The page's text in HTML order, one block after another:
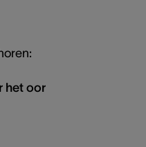
het oor